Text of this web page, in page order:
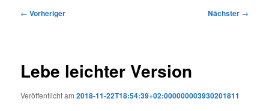
Beitragsnavigation
← Vorheriger Nächster →
Lebe leichter Version
Veröffentlicht am2018-11-22T18:54:39+02:000000003930201811